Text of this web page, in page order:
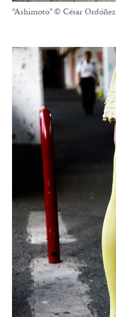
“Ashimoto” © César Ordóñez